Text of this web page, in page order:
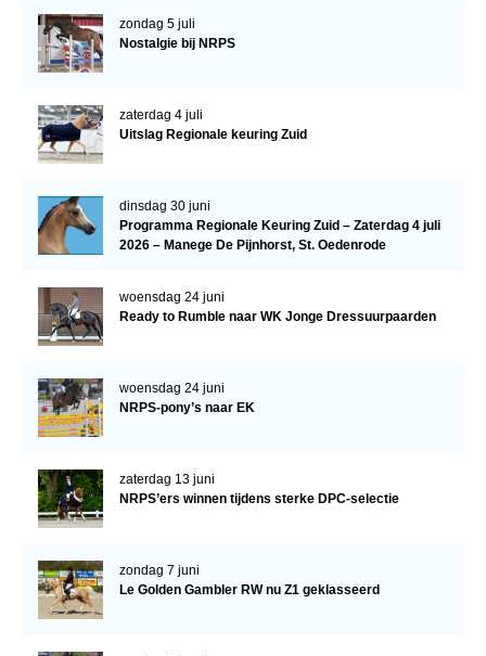
Regio Noord
Regio Midden
Bestuur Regio West
Regio Zuid
Bestuur Regio Zuid
Word vrijiwilliger
Evenementen
zondag 5 juli
Nostalgie bij NRPS
zaterdag 4 juli
Uitslag Regionale keuring Zuid
dinsdag 30 juni
Programma Regionale Keuring Zuid – Zaterdag 4 juli
2026 – Manege De Pijnhorst, St. Oedenrode
woensdag 24 juni
Ready to Rumble naar WK Jonge Dressuurpaarden
woensdag 24 juni
NRPS-pony’s naar EK
zaterdag 13 juni
NRPS’ers winnen tijdens sterke DPC-selectie
zondag 7 juni
Le Golden Gambler RW nu Z1 geklasseerd